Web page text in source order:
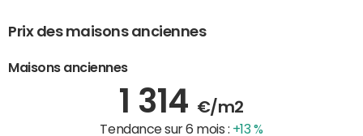
Prix des maisons anciennes
Maisons anciennes
1 314 €/m2
Tendance sur 6 mois : +13 %